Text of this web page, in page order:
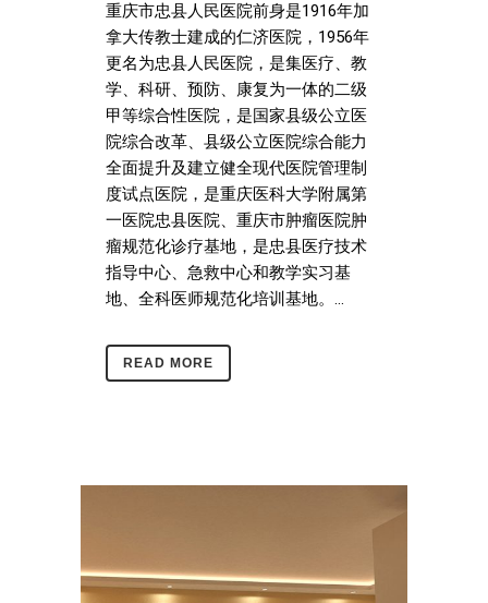
重庆市忠县人民医院前身是1916年加
拿大传教士建成的仁济医院，1956年
更名为忠县人民医院，是集医疗、教
学、科研、预防、康复为一体的二级
甲等综合性医院，是国家县级公立医
院综合改革、县级公立医院综合能力
全面提升及建立健全现代医院管理制
度试点医院，是重庆医科大学附属第
一医院忠县医院、重庆市肿瘤医院肿
瘤规范化诊疗基地，是忠县医疗技术
指导中心、急救中心和教学实习基
地、全科医师规范化培训基地。...
READ MORE